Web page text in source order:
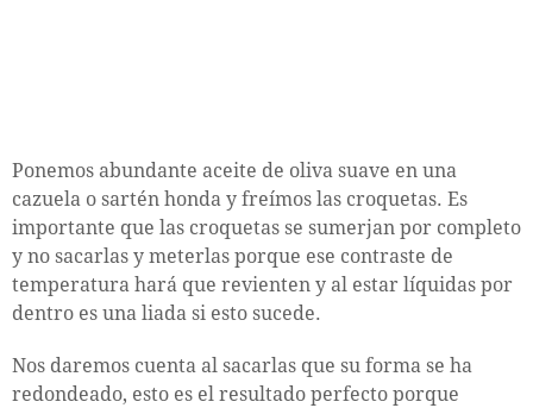
Ponemos abundante aceite de oliva suave en una
cazuela o sartén honda y freímos las croquetas. Es
importante que las croquetas se sumerjan por completo
y no sacarlas y meterlas porque ese contraste de
temperatura hará que revienten y al estar líquidas por
dentro es una liada si esto sucede.
Nos daremos cuenta al sacarlas que su forma se ha
redondeado, esto es el resultado perfecto porque